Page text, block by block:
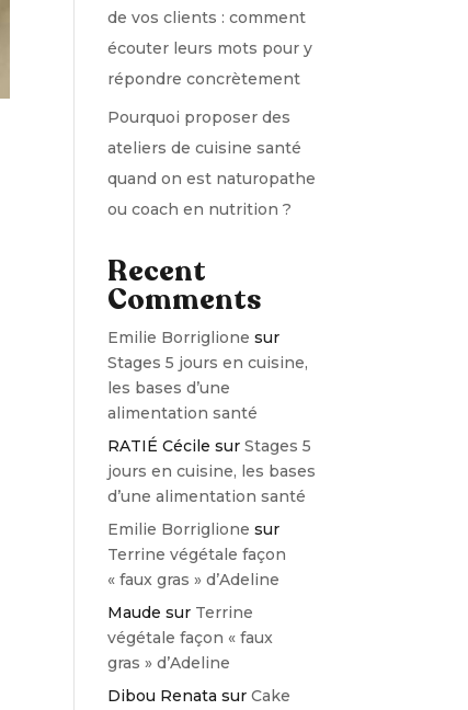
de vos clients : comment
écouter leurs mots pour y
répondre concrètement
Pourquoi proposer des
ateliers de cuisine santé
quand on est naturopathe
ou coach en nutrition ?
Recent
Comments
Emilie Borriglione sur
Stages 5 jours en cuisine,
les bases d’une
alimentation santé
RATIÉ Cécile surStages 5
jours en cuisine, les bases
d’une alimentation santé
Emilie Borriglione sur
Terrine végétale façon
« faux gras » d’Adeline
Maude sur Terrine
végétale façon « faux
gras » d’Adeline
Dibou Renata surCake